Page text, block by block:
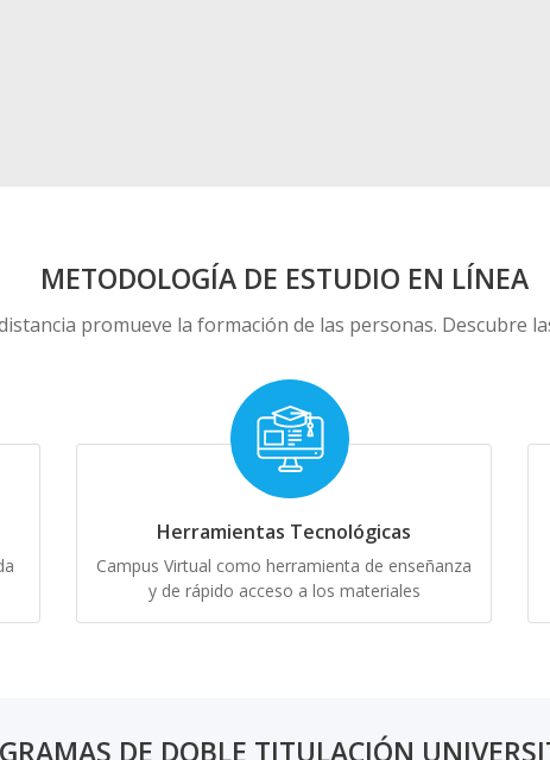
METODOLOGÍA DE ESTUDIO EN LÍNEA
promueve la formación de las personas. Descubre
Herramientas Tecnológicas
Campus Virtual como herramienta de enseñanza
y de rápido acceso a los materiales
DE DOBLE TITULACIÓN